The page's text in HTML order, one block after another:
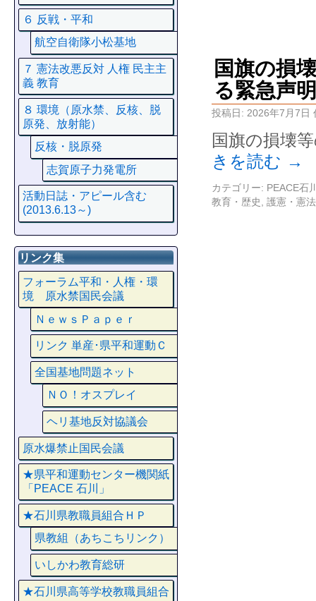
国旗の損
る緊急声明
投稿日: 2026年7月7日
国旗の損壊
きを読む →
カテゴリー: PEACE石
教育・歴史
護憲・憲
６ 反戦・平和
航空自衛隊小松基地
７ 憲法改悪反対 人権 民主主
義 教育
８ 環境（原水禁、反核、脱
原発、放射能）
反核・脱原発
志賀原子力発電所
活動日誌・アピール含む
(2013.6.13～)
リンク集
フォーラム平和・人権・環
境 原水禁国民会議
ＮｅｗｓＰａｐｅｒ
リンク 単産･県平和運動Ｃ
全国基地問題ネット
ＮＯ！オスプレイ
ヘリ基地反対協議会
原水爆禁止国民会議
★県平和運動センター機関紙
「PEACE 石川」
★石川県教職員組合ＨＰ
県教組（あちこちリンク）
いしかわ教育総研
★石川県高等学校教職員組合